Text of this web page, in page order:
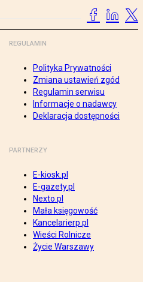
REGULAMIN
Polityka Prywatności
Zmiana ustawień zgód
Regulamin serwisu
Informacje o nadawcy
Deklaracja dostępności
PARTNERZY
E-kiosk.pl
E-gazety.pl
Nexto.pl
Mała księgowość
Kancelarierp.pl
Wieści Rolnicze
Życie Warszawy